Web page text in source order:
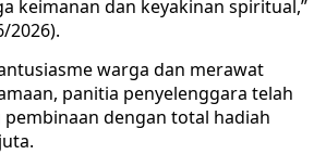
keimanan dan keyakinan spiritual,”
2026).
warga dan merawat
panitia penyelenggara telah
dengan total hadiah